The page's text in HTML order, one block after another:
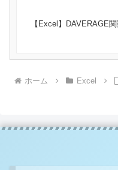
【Excel】DAVERAGE
ホーム Excel